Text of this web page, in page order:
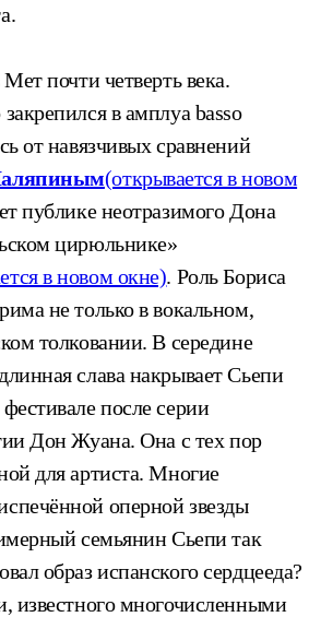
почти четверть века.
в амплуа basso
от навязчивых сравнений
(открывается в новом
публике неотразимого Дона
цирюльнике»
в новом окне). Роль Бориса
не только в вокальном,
толковании. В середине
слава накрывает Сьепи
после серии
Дон Жуана. Она с тех пор
для артиста. Многие
оперной звезды
семьянин Сьепи так
образ испанского сердцееда?
известного многочисленными